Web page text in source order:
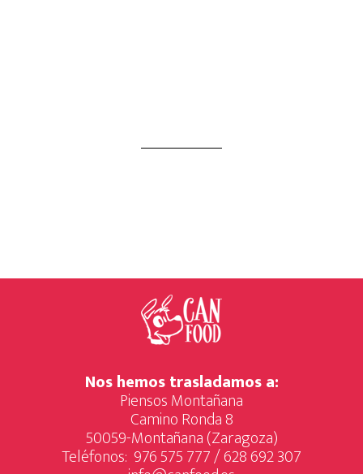
Nos hemos trasladamos a:
Piensos Montañana
Camino Ronda 8
50059-Montañana (Zaragoza)
Teléfonos: 976 575 777/628 692 307